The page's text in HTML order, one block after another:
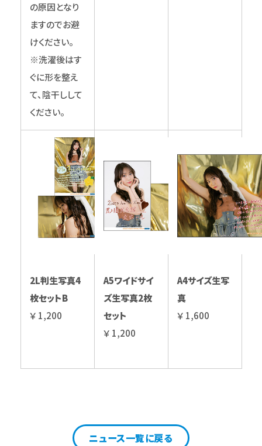
の原因となり
ますのでお避
けください。
※洗濯後はす
ぐに形を整え
て、陰干しして
ください。
2L判生写真4
枚セットB
￥ 1,200
A5ワイドサイ
ズ生写真2枚
セット
￥ 1,200
A4サイズ生写
真
￥ 1,600
ニュース一覧に戻る